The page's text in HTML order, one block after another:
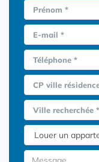
Prénom *
E-mail *
Téléphone *
CP ville
Ville recherchée *